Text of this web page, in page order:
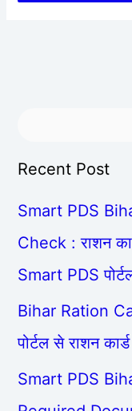
Recent Post
Smart PDS
Check : राशन
Smart PDS
Bihar Ration
पोर्टल से राशन
Smart PDS